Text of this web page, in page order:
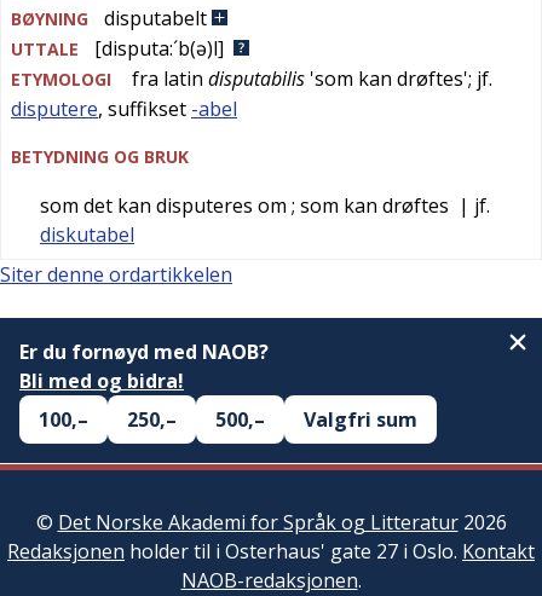
BØYNING disputabelt
UTTALE [disputa:´b(ə)l]
ETYMOLOGI fra latin disputabilis 'som kan drøftes'; jf.
disputere, suffikset -abel
BETYDNING OG BRUK
som det kan disputeres om ; som kan drøftes | jf.
diskutabel
Siter denne ordartikkelen
Er du fornøyd med NAOB?
Bli med og bidra!
100,–
250,– 500,– Valgfri sum
© Det Norske Akademi for Språk og Litteratur2026
Redaksjonen holder til i Osterhaus' gate 27 i Oslo. Kontakt
NAOB-redaksjonen.